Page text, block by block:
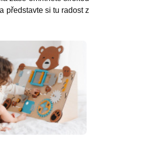
a představte si tu radost z